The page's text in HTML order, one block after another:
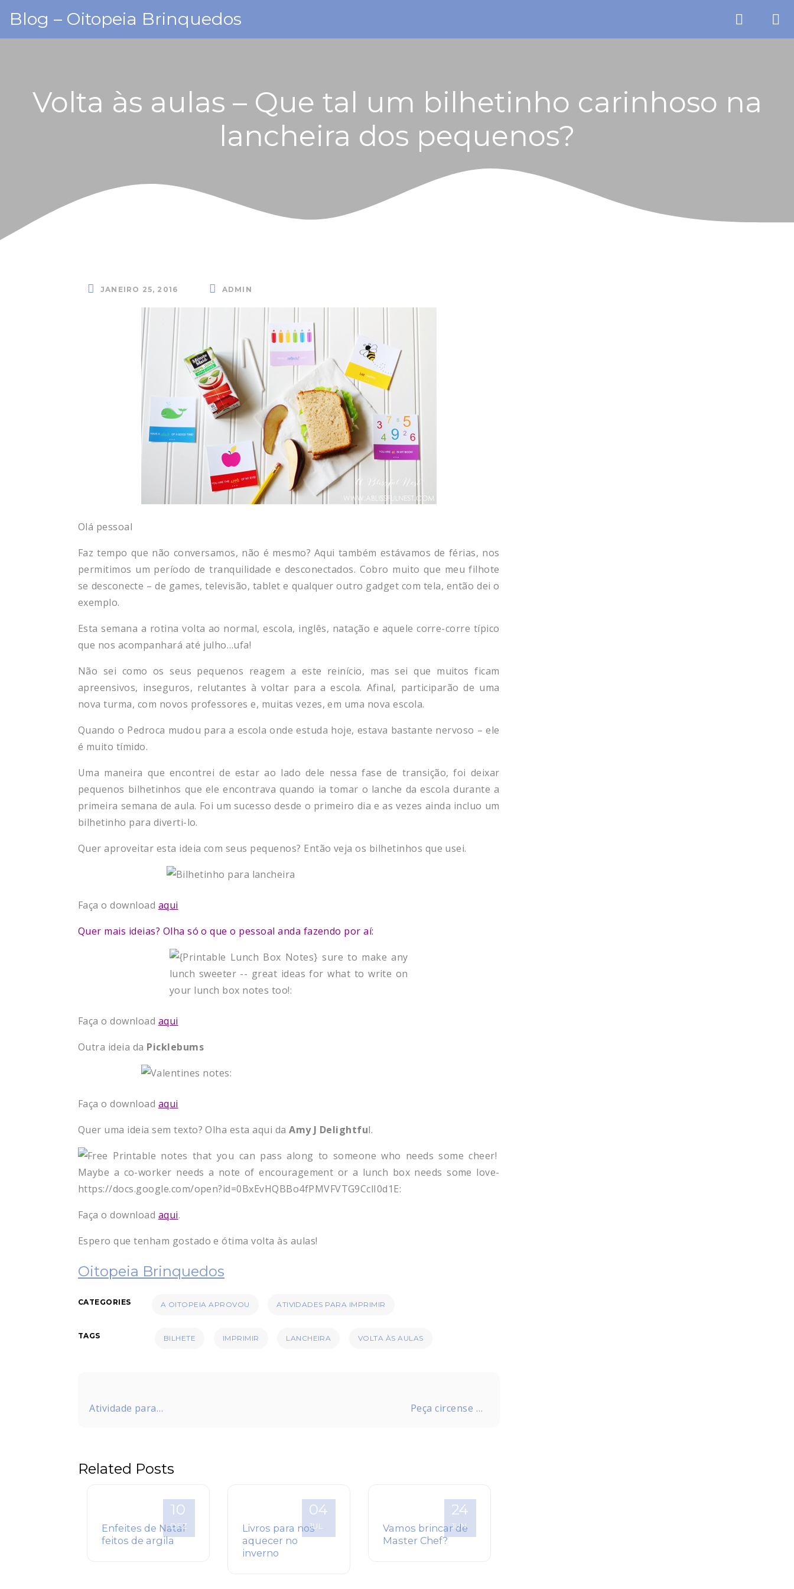
content
Blog – Oitopeia Brinquedos
Volta às aulas – Que tal um bilhetinho carinhoso na
lancheira dos pequenos?
JANEIRO 25, 2016 ADMIN
Olá pessoal
Faz tempo que não conversamos, não é mesmo? Aqui também estávamos de férias, nos
permitimos um período de tranquilidade e desconectados. Cobro muito que meu filhote
se desconecte – de games, televisão, tablet e qualquer outro gadget com tela, então dei o
exemplo.
Esta semana a rotina volta ao normal, escola, inglês, natação e aquele corre-corre típico
que nos acompanhará até julho…ufa!
Não sei como os seus pequenos reagem a este reinício, mas sei que muitos ficam
apreensivos, inseguros, relutantes à voltar para a escola. Afinal, participarão de uma
nova turma, com novos professores e, muitas vezes, em uma nova escola.
Quando o Pedroca mudou para a escola onde estuda hoje, estava bastante nervoso – ele
é muito tímido.
Uma maneira que encontrei de estar ao lado dele nessa fase de transição, foi deixar
pequenos bilhetinhos que ele encontrava quando ia tomar o lanche da escola durante a
primeira semana de aula. Foi um sucesso desde o primeiro dia e as vezes ainda incluo um
bilhetinho para diverti-lo.
Quer aproveitar esta ideia com seus pequenos? Então veja os bilhetinhos que usei.
Faça o download aqui
Quer mais ideias? Olha só o que o pessoal anda fazendo por aí:
Faça o download aqui
Outra ideia da Picklebums
Faça o download aqui
Quer uma ideia sem texto? Olha esta aqui daAmy J Delightful.
Faça o download aqui.
Espero que tenham gostado e ótima volta às aulas!
Oitopeia Brinquedos
CATEGORIES A OITOPEIA APROVOU ATIVIDADES PARA IMPRIMIR
TAGS BILHETE IMPRIMIR LANCHEIRA VOLTA ÀS AULAS
de
Atividade para
Peça circense no
Related Posts
10
DEZ
Enfeites de Natal
feitos de argila
04
JUL
Livros para nos
aquecer no
inverno
24
JUN
Vamos brincar de
Master Chef?